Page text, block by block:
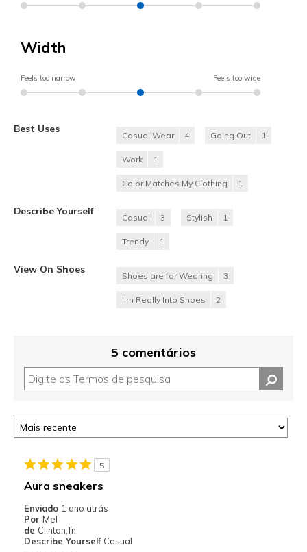
Width
Feels too narrow Feels too wide
Best Uses
Casual Wear 4 Going Out 1
Work 1
Color Matches My Clothing 1
Describe Yourself
Casual 3 Stylish 1
Trendy 1
View On Shoes
Shoes are for Wearing 3
I'm Really Into Shoes 2
5 comentários
5
Aura sneakers
Enviado 1 ano atrás
Por Mel
de Clinton,Tn
Describe Yourself Casual